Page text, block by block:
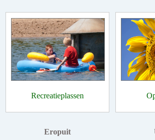
Recreatieplassen
Eropuit